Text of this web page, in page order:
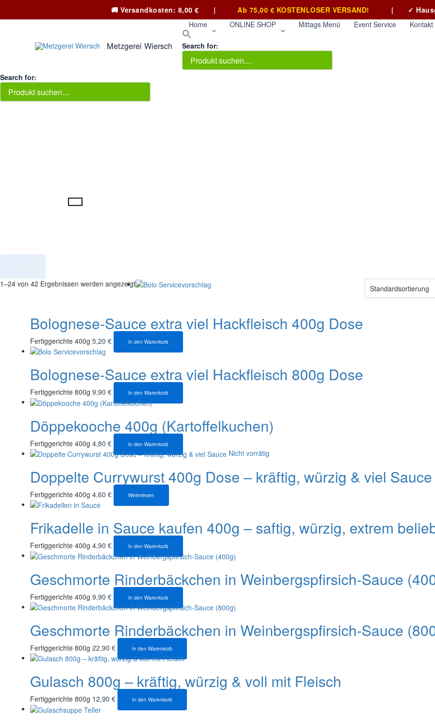
🚚 Versandkosten: 8,00 € | Ab 75,00 € KOSTENLOSER VERSAND! | ✓
Metzgerei Wiersch
Home ONLINE SHOP Mittags Menü Event Service Kontakt
Search for:
Search for:
1–24 von 42 Ergebnissen werden angezeigt
Bolognese-Sauce extra viel Hackfleisch 400g Dose
Fertiggerichte 400g 5,20 € In den Warenkorb
Bolognese-Sauce extra viel Hackfleisch 800g Dose
Fertiggerichte 800g 9,90 € In den Warenkorb
Döppekooche 400g (Kartoffelkuchen)
Fertiggerichte 400g 4,80 € In den Warenkorb
Nicht vorrätig
Doppelte Currywurst 400g Dose – kräftig, würzig & viel Sauce
Fertiggerichte 400g 4,60 € Weiterlesen
Frikadelle in Sauce kaufen 400g – saftig, würzig, extrem
Fertiggerichte 400g 4,90 € In den Warenkorb
Geschmorte Rinderbäckchen in Weinbergspfirsich-Sauce
Fertiggerichte 400g 9,90 € In den Warenkorb
Geschmorte Rinderbäckchen in Weinbergspfirsich-Sauce
Fertiggerichte 800g 22,90 € In den Warenkorb
Gulasch 800g – kräftig, würzig & voll mit Fleisch
Fertiggerichte 800g 12,90 € In den Warenkorb